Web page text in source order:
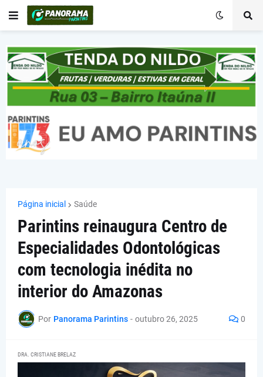
Página inicial Saúde
Parintins reinaugura Centro de
Especialidades Odontológicas
com tecnologia inédita no
interior do Amazonas
Por Panorama Parintins - outubro 26, 2025 0
DRA. CRISTIANE BRELAZ